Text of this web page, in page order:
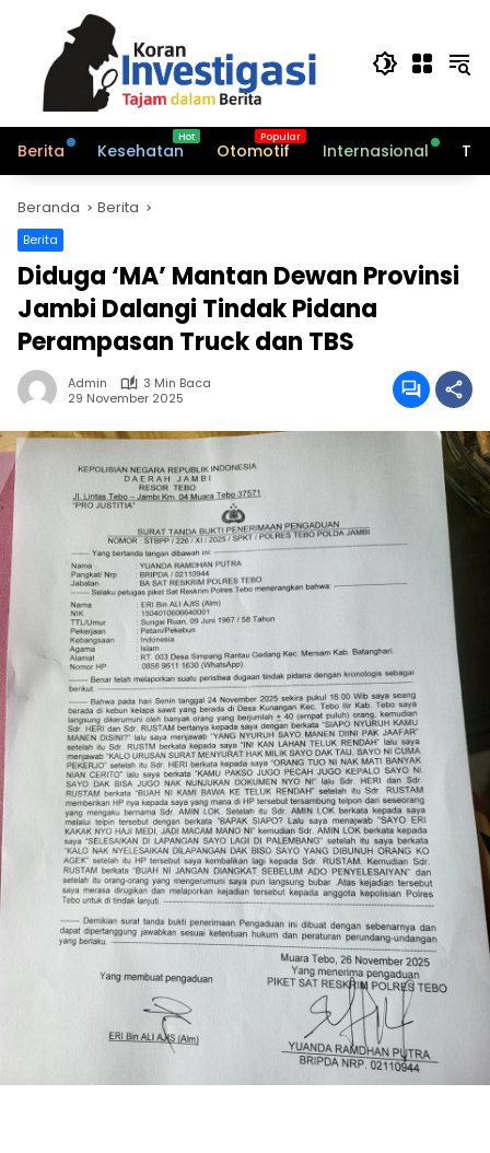
Berita Kesehatan Otomotif Internasional
Beranda Berita
Berita
Diduga ‘MA’ Mantan Dewan Provinsi
Jambi Dalangi Tindak Pidana
Perampasan Truck dan TBS
Admin
3 Min Baca
29 November 2025